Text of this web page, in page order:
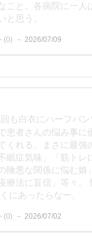
こと。各病院に一
と思う。
(0) 2026/07/09
も白衣にハーフパ
患者さんの悩み事
くれる。まさに最
眠症気味」「筋トレ
険悪な関係に悩む
療法に盲信」等々
にあったらなー。
(0) 2026/07/02